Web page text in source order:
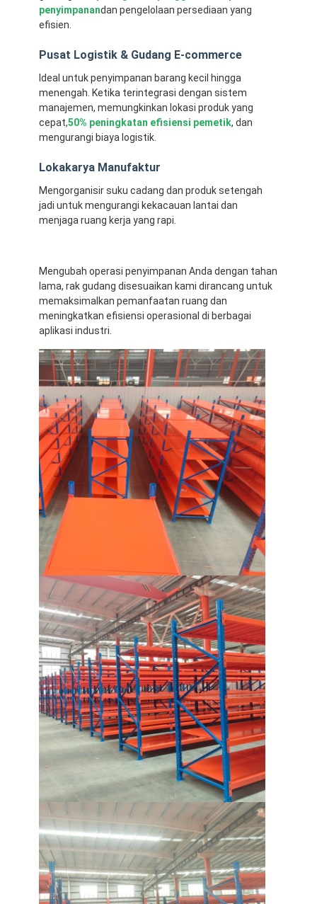
Tentang Kami
Kontrol Kualitas
Hubungi Kami
Berita
Kasus
Minta Kutipan
Rak Penyimpanan Gudang
rak display supermarket
Rak Kantilever
Mendorong Kembali Racking
Berkendara di memeras
Rak pesawat ulang-alik radio
Racking lorong yang sangat sempit
Rak mezzanine
Platform Struktur Baja
Pallet Plastik Hdpe
palet baja
Palet Aluminium
Kotak pallet logam
Kandang Wire Mesh
penyimpanandan pengelolaan persediaan yang
efisien.
Pusat Logistik & Gudang E-commerce
Ideal untuk penyimpanan barang kecil hingga
menengah. Ketika terintegrasi dengan sistem
manajemen, memungkinkan lokasi produk yang
cepat,50% peningkatan efisiensi pemetik, dan
mengurangi biaya logistik.
Lokakarya Manufaktur
Mengorganisir suku cadang dan produk setengah
jadi untuk mengurangi kekacauan lantai dan
menjaga ruang kerja yang rapi.
Mengubah operasi penyimpanan Anda dengan tahan
lama, rak gudang disesuaikan kami dirancang untuk
memaksimalkan pemanfaatan ruang dan
meningkatkan efisiensi operasional di berbagai
aplikasi industri.